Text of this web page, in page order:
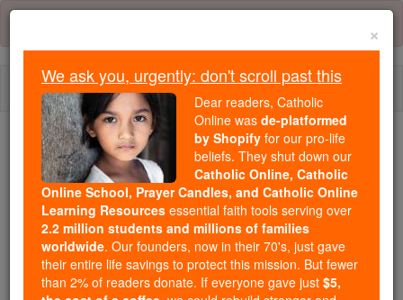
Skip
content
We ask you, urgently: don't scroll past this
Dear readers, Catholic Online
wasde-platformed by Shopify
for our pro-life beliefs. They
shut down ourCatholic
Online, Catholic Online School, Prayer Candles, and
×
We ask you, urgently: don't scroll past this
Dear readers, Catholic
Online was de-platformed
by Shopify for our pro-life
beliefs. They shut down our
Catholic Online, Catholic
Online School, Prayer Candles, and Catholic Online
Learning Resources essential faith tools serving over
2.2 million students and millions of families
worldwide. Our founders, now in their 70's, just gave
their entire life savings to protect this mission. But fewer
than 2% of readers donate. If everyone gave just $5,